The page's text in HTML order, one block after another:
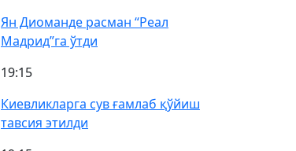
Ян Диоманде расман “Реал
Мадрид”га ўтди
19:15
Киевликларга сув ғамлаб қўйиш
тавсия этилди